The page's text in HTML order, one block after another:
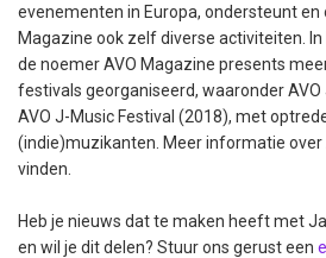
evenementen in Europa, ondersteunt en
Magazine ook zelf diverse activiteiten.
de noemer AVO Magazine presents
festivals georganiseerd, waaronder AVO
AVO J-Music Festival (2018), met
(indie)muzikanten. Meer informatie over
vinden.
Heb je nieuws dat te maken heeft met
en wil je dit delen? Stuur ons gerust een